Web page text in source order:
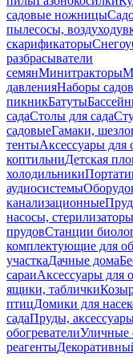
садовые ножницы
пылесосы,
скарификаторы
разбрасыватели
семянМинитракторы
давленияНаборы
пикникБатуты
садаСтолы для сада
садовыеГамаки,
тентыАксессуары для
коптильниДетская
холодильники
аудиосистемы
канализационные
насосы,
прудовСтанции
комплектующие для
участкаДачные дома
сараиАксессуары для
ящики, таблички
птицДомики для
садаПруды,
обогревателиУличные
реагенты